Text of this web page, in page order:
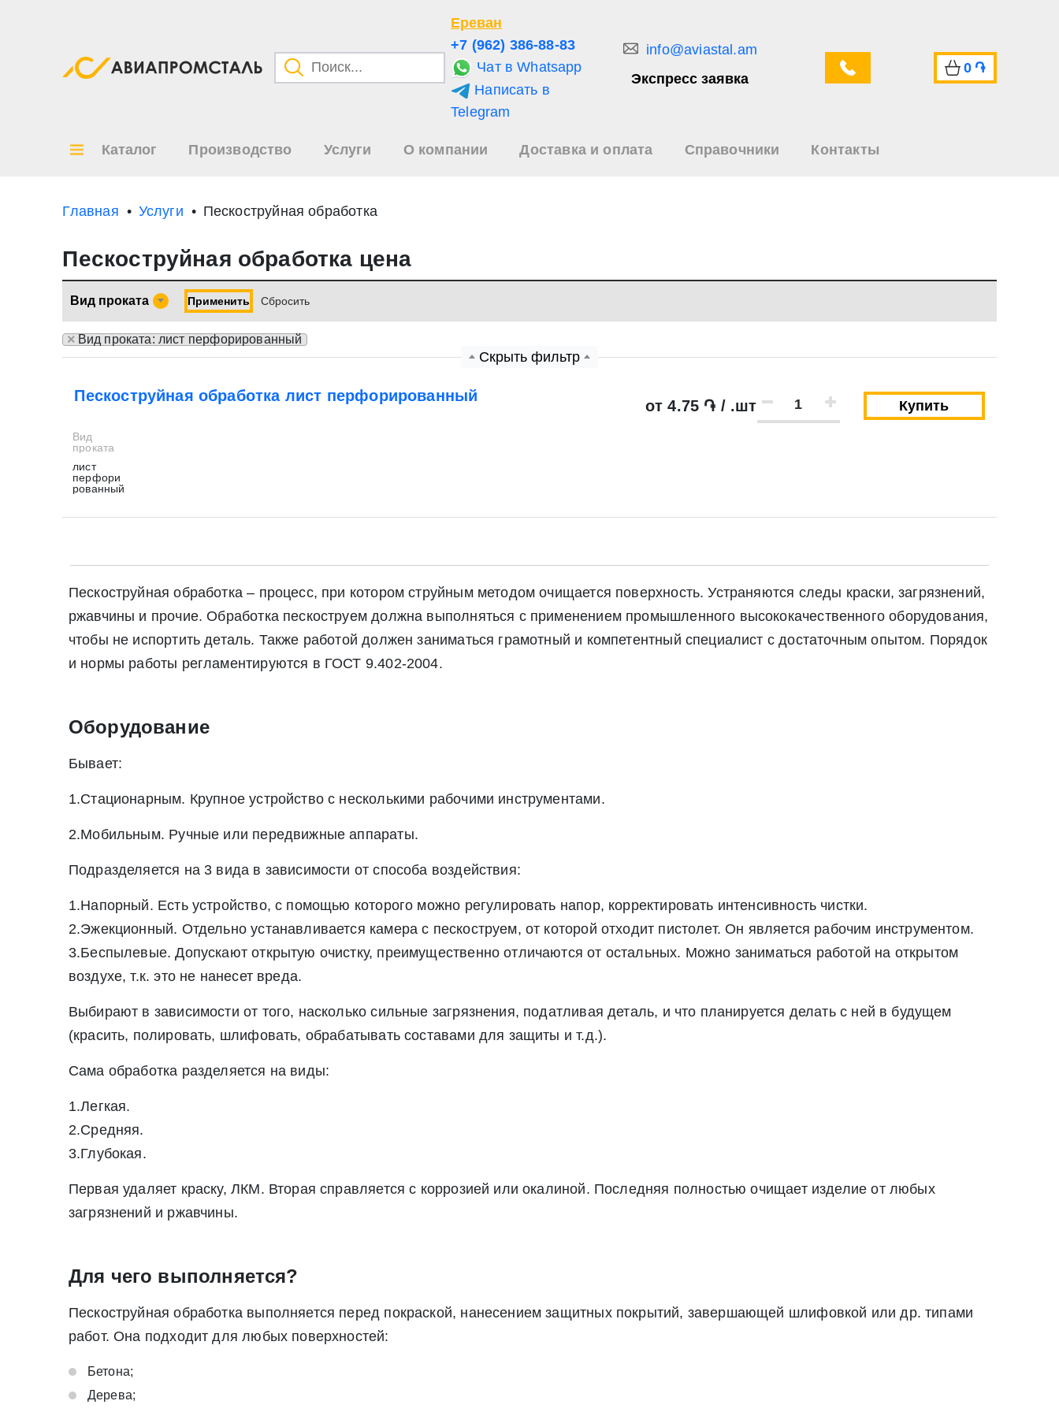
Ереван
+7 (962) 386-88-83
Чат в Whatsapp
Написать в
Telegram
info@aviastal.am
Экспресс заявка
0 ֏
Каталог Производство Услуги О компании Доставка и оплата Справочники Контакты
Главная Услуги Пескоструйная обработка
Пескоструйная обработка цена
Вид проката Применить Cбросить
× Вид проката: лист перфорированный
Скрыть фильтр
Пескоструйная обработка лист перфорированный
от 4.75 ֏ / .шт
Вид
проката
лист
перфори
рованный
Купить
Пескоструйная обработка – процесс, при котором струйным методом очищается поверхность. Устраняются следы краски, загрязнений,
ржавчины и прочие. Обработка пескоструем должна выполняться с применением промышленного высококачественного оборудования,
чтобы не испортить деталь. Также работой должен заниматься грамотный и компетентный специалист с достаточным опытом. Порядок
и нормы работы регламентируются в ГОСТ 9.402-2004.
Оборудование
Бывает:
1.Стационарным. Крупное устройство с несколькими рабочими инструментами.
2.Мобильным. Ручные или передвижные аппараты.
Подразделяется на 3 вида в зависимости от способа воздействия:
1.Напорный. Есть устройство, с помощью которого можно регулировать напор, корректировать интенсивность чистки.
2.Эжекционный. Отдельно устанавливается камера с пескоструем, от которой отходит пистолет. Он является рабочим инструментом.
3.Беспылевые. Допускают открытую очистку, преимущественно отличаются от остальных. Можно заниматься работой на открытом
воздухе, т.к. это не нанесет вреда.
Выбирают в зависимости от того, насколько сильные загрязнения, податливая деталь, и что планируется делать с ней в будущем
(красить, полировать, шлифовать, обрабатывать составами для защиты и т.д.).
Сама обработка разделяется на виды:
1.Легкая.
2.Средняя.
3.Глубокая.
Первая удаляет краску, ЛКМ. Вторая справляется с коррозией или окалиной. Последняя полностью очищает изделие от любых
загрязнений и ржавчины.
Для чего выполняется?
Пескоструйная обработка выполняется перед покраской, нанесением защитных покрытий, завершающей шлифовкой или др. типами
работ. Она подходит для любых поверхностей:
Бетона;
Дерева;